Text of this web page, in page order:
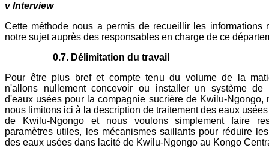
v Interview
Cette méthode nous a permis de recueillir les informations
notre sujet auprès des responsables en charge de ce
0.7. Délimitation du travail
Pour être plus bref et compte tenu du volume de la
n'allons nullement concevoir ou installer un système de
d'eaux usées pour la compagnie sucrière de Kwilu-Ngongo,
nous limitons ici à la description de traitement des eaux
de Kwilu-Ngongo et nous voulons simplement faire
paramètres utiles, les mécanismes saillants pour réduire
des eaux usées dans lacité de Kwilu-Ngongo au Kongo